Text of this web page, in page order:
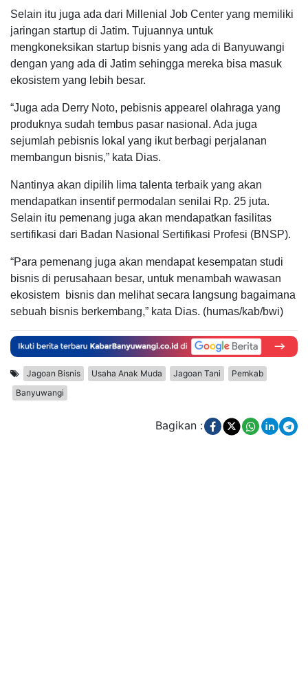
Selain itu juga ada dari Millenial Job Center yang memiliki
jaringan startup di Jatim. Tujuannya untuk
mengkoneksikan startup bisnis yang ada di Banyuwangi
dengan yang ada di Jatim sehingga mereka bisa masuk
ekosistem yang lebih besar.
“Juga ada Derry Noto, pebisnis appearel olahraga yang
produknya sudah tembus pasar nasional. Ada juga
sejumlah pebisnis lokal yang ikut berbagi perjalanan
membangun bisnis,” kata Dias.
Nantinya akan dipilih lima talenta terbaik yang akan
mendapatkan insentif permodalan senilai Rp. 25 juta.
Selain itu pemenang juga akan mendapatkan fasilitas
sertifikasi dari Badan Nasional Sertifikasi Profesi (BNSP).
“Para pemenang juga akan mendapat kesempatan studi
bisnis di perusahaan besar, untuk menambah wawasan
ekosistem bisnis dan melihat secara langsung bagaimana
sebuah bisnis berkembang,” kata Dias. (humas/kab/bwi)
Jagoan Bisnis Usaha Anak Muda Jagoan Tani
Pemkab
Banyuwangi
Bagikan :